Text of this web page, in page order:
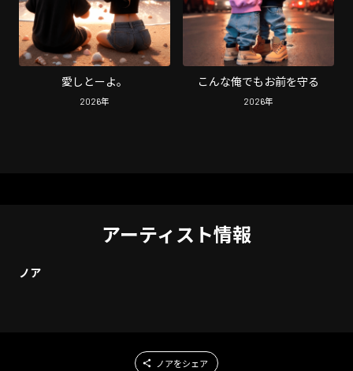
愛しとーよ。
2026年
こんな俺でもお前を守る
2026年
アーティスト情報
ノア
ノアをシェア